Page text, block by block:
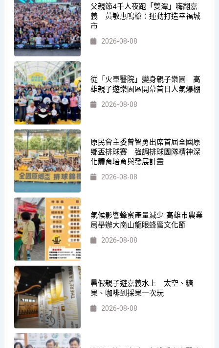
父親節4千人夜跑「雙潭」嗨翻嘉
義 黃敏惠鳴槍：運動打造幸福城
市
2026-08-08
從「火車醫院」變身親子樂園 高
雄親子遊樂園區開幕首日人氣爆棚
2026-08-08
原民會主委曾智勇出席首屆全國原
鄉盃排球賽 強調排球團隊精神深
化體育培育與發展計畫
2026-08-08
氣候影響蜂蜜產量減少 高雄市農業
局舉辦大崗山龍眼蜂蜜文化節
2026-08-08
暑假親子遊嘉義水上 太空、糖
果、咖啡到採果一次玩
2026-08-08